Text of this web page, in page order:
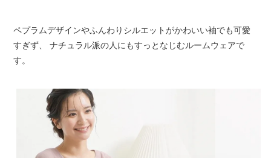
ペプラムデザインやふんわりシルエットがかわいい袖でも可愛
すぎず、 ナチュラル派の人にもすっとなじむルームウェアで
す。